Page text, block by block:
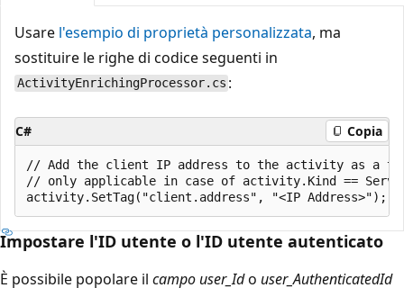
Usare l'esempio di proprietà personalizzata, ma
sostituire le righe di codice seguenti in
ActivityEnrichingProcessor.cs :
C# Copia
// Add the client IP address to the activity as a
// only applicable in case of activity.Kind ==
Impostare l'ID utente o l'ID utente autenticato
È possibile popolare il campo user_Ido user_AuthenticatedId